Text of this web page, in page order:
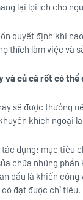
lại lợi ích cho
quyết định khi
thích làm việc và
củ cà rốt có thể
sẽ được thưởng
khích ngoại
dụng: mục tiêu
chữa những
đầu là khiến
đạt được chỉ tiêu.